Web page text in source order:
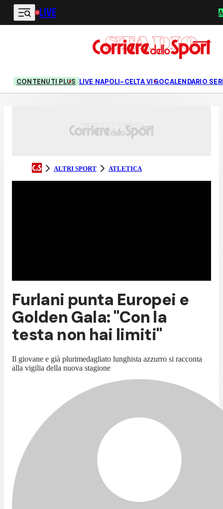
Vai al contenuto principale
LIVE
CONTENUTI PLUS LIVE NAPOLI-CELTA VIGOCALENDARIO
ALTRI SPORT ATLETICA
Furlani punta Europei e
Golden Gala: "Con la
testa non hai limiti"
Il giovane e già plurimedagliato lunghista azzurro si racconta
alla vigilia della nuova stagione